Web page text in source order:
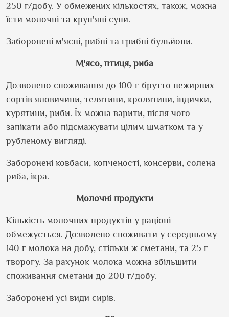
250 г/добу. У обмежених кількостях, також, можна
їсти молочні та круп'яні супи.
Заборонені м'ясні, рибні та грибні бульйони.
М'ясо, птиця, риба
Дозволено споживання до 100 г брутто нежирних
сортів яловичини, телятини, кролятини, індички,
курятини, риби. Їх можна варити, після чого
запікати або підсмажувати цілим шматком та у
рубленому вигляді.
Заборонені ковбаси, копченості, консерви, солена
риба, ікра.
Молочні продукти
Кількість молочних продуктів у раціоні
обмежується. Дозволено споживати у середньому
140 г молока на добу, стільки ж сметани, та 25 г
творогу. За рахунок молока можна збільшити
споживання сметани до 200 г/добу.
Заборонені усі види сирів.